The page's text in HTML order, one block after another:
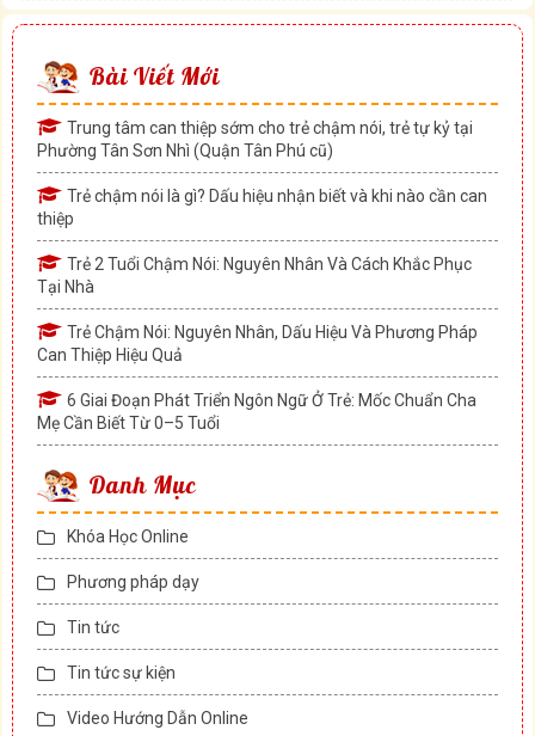
Bài Viết Mới
Trung tâm can thiệp sớm cho trẻ chậm nói, trẻ tự kỷ tại
Phường Tân Sơn Nhì (Quận Tân Phú cũ)
Trẻ chậm nói là gì? Dấu hiệu nhận biết và khi nào cần can
thiệp
Trẻ 2 Tuổi Chậm Nói: Nguyên Nhân Và Cách Khắc Phục
Tại Nhà
Trẻ Chậm Nói: Nguyên Nhân, Dấu Hiệu Và Phương Pháp
Can Thiệp Hiệu Quả
6 Giai Đoạn Phát Triển Ngôn Ngữ Ở Trẻ: Mốc Chuẩn Cha
Mẹ Cần Biết Từ 0–5 Tuổi
Danh Mục
Khóa Học Online
Phương pháp dạy
Tin tức
Tin tức sự kiện
Video Hướng Dẫn Online